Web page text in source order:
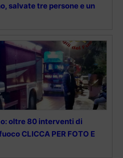
salvate tre persone e un
oltre 80 interventi di
CLICCA PER FOTO E